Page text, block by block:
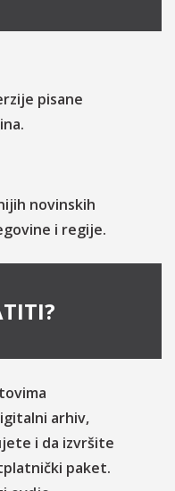
pisane
novinskih
i regije.
arhiv,
i da izvršite
paket.